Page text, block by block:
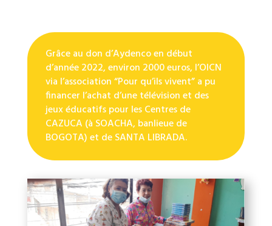
Grâce au don d’Aydenco en début
d’année 2022, environ 2000 euros, l’OICN
via l’association “Pour qu’ils vivent” a pu
financer l’achat d’une télévision et des
jeux éducatifs pour les Centres de
CAZUCA (à SOACHA, banlieue de
BOGOTA) et de SANTA LIBRADA.